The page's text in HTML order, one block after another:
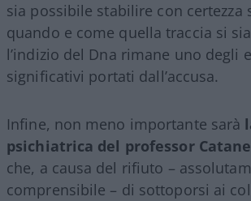
sia possibile stabilire con certezza
quando e come quella traccia si
l’indizio del Dna rimane uno degli
significativi portati dall’accusa.
Infine, non meno importante sarà
psichiatrica del professor
che, a causa del rifiuto –
comprensibile – di sottoporsi ai